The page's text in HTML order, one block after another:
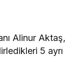
Alinur Aktaş,
5 ayrı